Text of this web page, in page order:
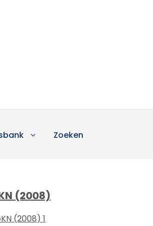
Zoeken
(2008)
(2008) 1